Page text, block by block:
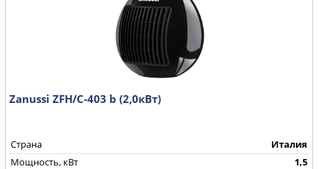
Zanussi ZFH/C-403 b (2,0кВт)
Страна
Италия
Мощность, кВт
1,5